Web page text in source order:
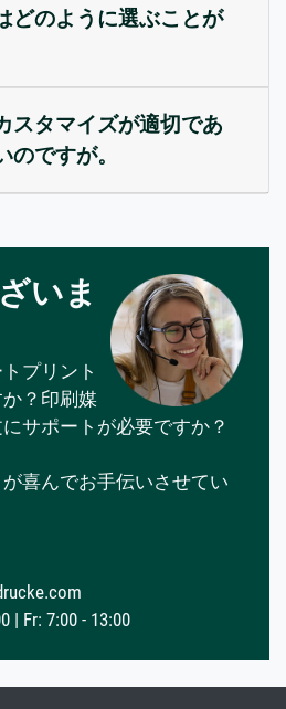
どのように選ぶことが
スタマイズが適切であ
ですが。
いま
プリント
？印刷媒
サポートが必要ですか？
喜んでお手伝いさせてい
| Fr: 7:00 - 13:00